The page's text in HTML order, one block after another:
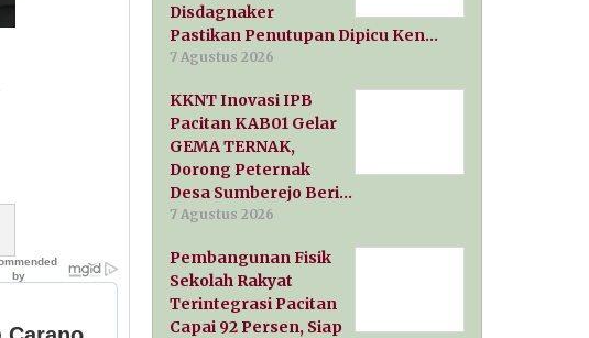
Disdagnaker
Pastikan Penutupan Dipicu Ken…
7 Agustus 2026
KKNT Inovasi IPB
Pacitan KAB01 Gelar
GEMA TERNAK,
Dorong Peternak
Desa Sumberejo Beri…
7 Agustus 2026
Pembangunan Fisik
Sekolah Rakyat
Terintegrasi Pacitan
Capai 92 Persen, Siap